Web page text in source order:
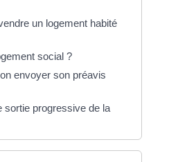
un logement habité
social ?
envoyer son préavis
sortie progressive de la